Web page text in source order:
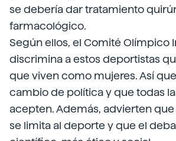
se debería dar tratamiento
farmacológico.
Según ellos, el Comité Olímpico
discrimina a estos deportistas
que viven como mujeres. Así
cambio de política y que todas
acepten. Además, advierten
se limita al deporte y que el